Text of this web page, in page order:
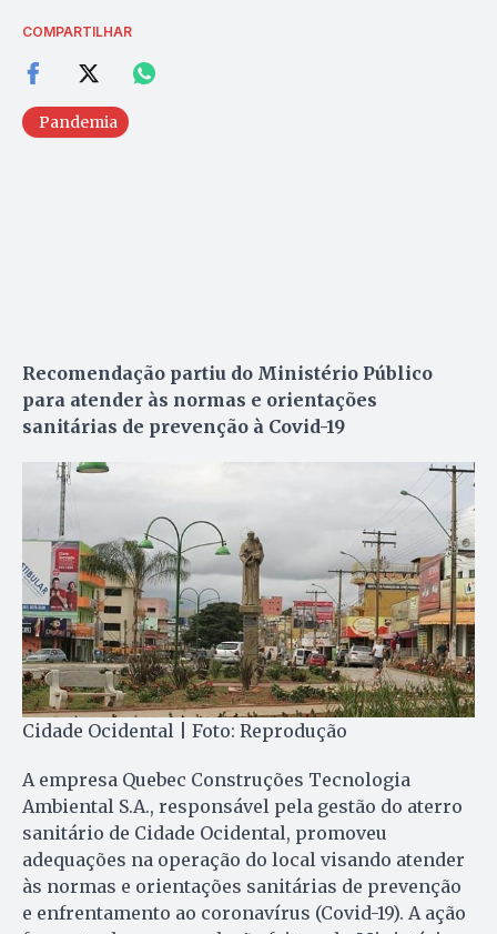
COMPARTILHAR
Pandemia
Recomendação partiu do Ministério Público
para atender às normas e orientações
sanitárias de prevenção à Covid-19
Cidade Ocidental | Foto: Reprodução
A empresa Quebec Construções Tecnologia
Ambiental S.A., responsável pela gestão do aterro
sanitário de Cidade Ocidental, promoveu
adequações na operação do local visando atender
às normas e orientações sanitárias de prevenção
e enfrentamento ao coronavírus (Covid-19). A ação